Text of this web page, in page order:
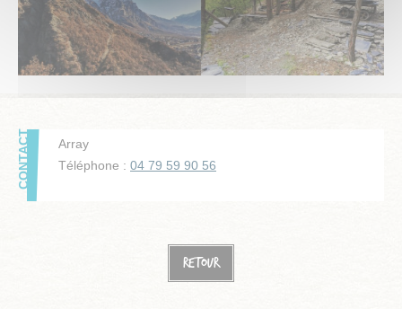
Array
Téléphone : 04 79 59 90 56
Retour